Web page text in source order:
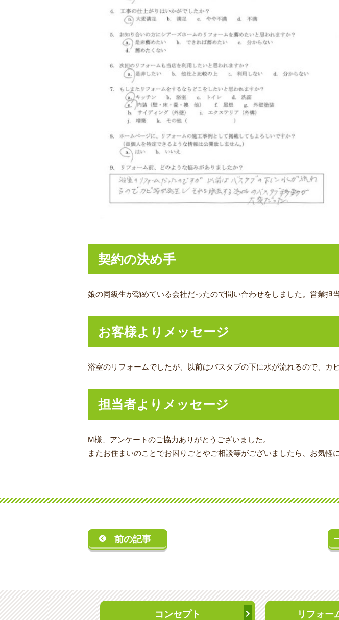
契約の決め手
娘の同級生が勤めている会社だったので問い合わせをしました。営業担
お客様よりメッセージ
浴室のリフォームでしたが、以前はバスタブの下に水が流れるので、カ
担当者よりメッセージ
M様、アンケートのご協力ありがとうございました。
またお住まいのことでお困りごとやご相談等がございましたら、お気軽
前の記事
コンセプト リフォー